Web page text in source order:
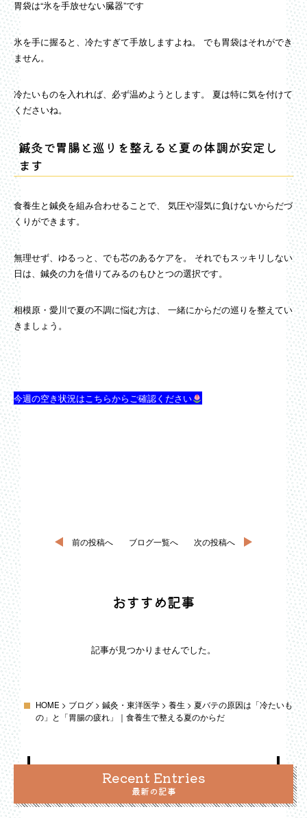
胃袋は“氷を手放せない臓器”です
氷を手に握ると、冷たすぎて手放しますよね。 でも胃袋はそれができ
ません。
冷たいものを入れれば、必ず温めようとします。 夏は特に気を付けて
くださいね。
鍼灸で胃腸と巡りを整えると夏の体調が安定し
ます
食養生と鍼灸を組み合わせることで、 気圧や湿気に負けないからだづ
くりができます。
無理せず、ゆるっと、でも芯のあるケアを。 それでもスッキリしない
日は、鍼灸の力を借りてみるのもひとつの選択です。
相模原・愛川で夏の不調に悩む方は、 一緒にからだの巡りを整えてい
きましょう。
今週の空き状況はこちらからご確認ください
前の投稿へ ブログ一覧へ 次の投稿へ
おすすめ記事
記事が見つかりませんでした。
HOME > ブログ > 鍼灸・東洋医学 > 養生 > 夏バテの原因は「冷たいも
の」と「胃腸の疲れ」｜食養生で整える夏のからだ
Recent Entries
最新の記事